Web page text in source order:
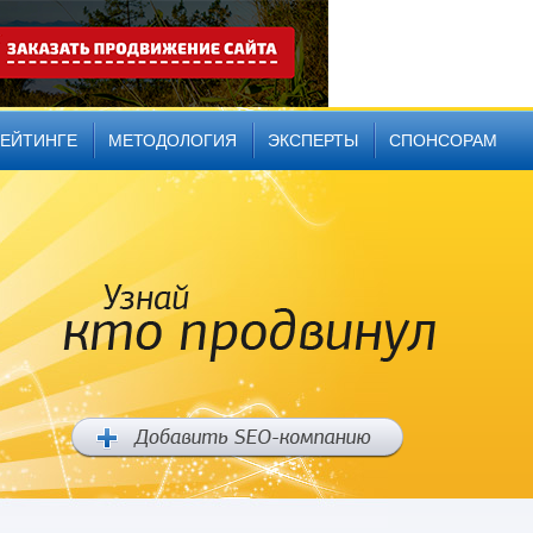
МЕТОДОЛОГИЯ ЭКСПЕРТЫ СПОНСОРАМ